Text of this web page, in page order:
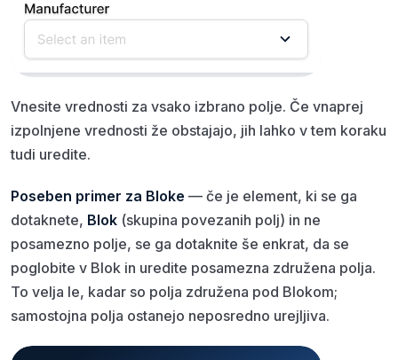
Vnesite vrednosti za vsako izbrano polje. Če vnaprej
izpolnjene vrednosti že obstajajo, jih lahko v tem koraku
tudi uredite.
Poseben primer za Bloke — če je element, ki se ga
dotaknete, Blok (skupina povezanih polj) in ne
posamezno polje, se ga dotaknite še enkrat, da se
poglobite v Blok in uredite posamezna združena polja.
To velja le, kadar so polja združena pod Blokom;
samostojna polja ostanejo neposredno urejljiva.